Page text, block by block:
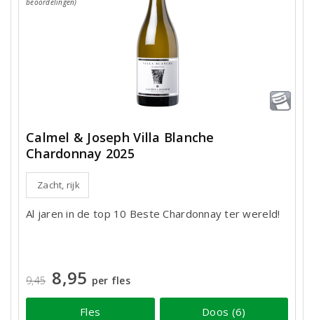
beoordelingen)
Calmel & Joseph Villa Blanche
Chardonnay 2025
Zacht, rijk
Al jaren in de top 10 Beste Chardonnay ter wereld!
9,45 8,95 per fles
Fles Doos (6)